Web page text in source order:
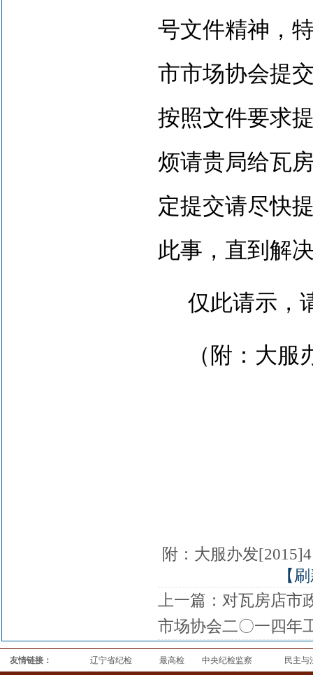
号文件精神，
市市场协会提
按照文件要求
烦请贵局给瓦
定提交请尽快
此事，直到解
仅此请示，
（附： 大服
附：大服办发
【
上一篇： 对瓦房店市
市场协会二〇一四年
友情链接： 辽宁省纪检 最高检 中央纪检监察 民主与